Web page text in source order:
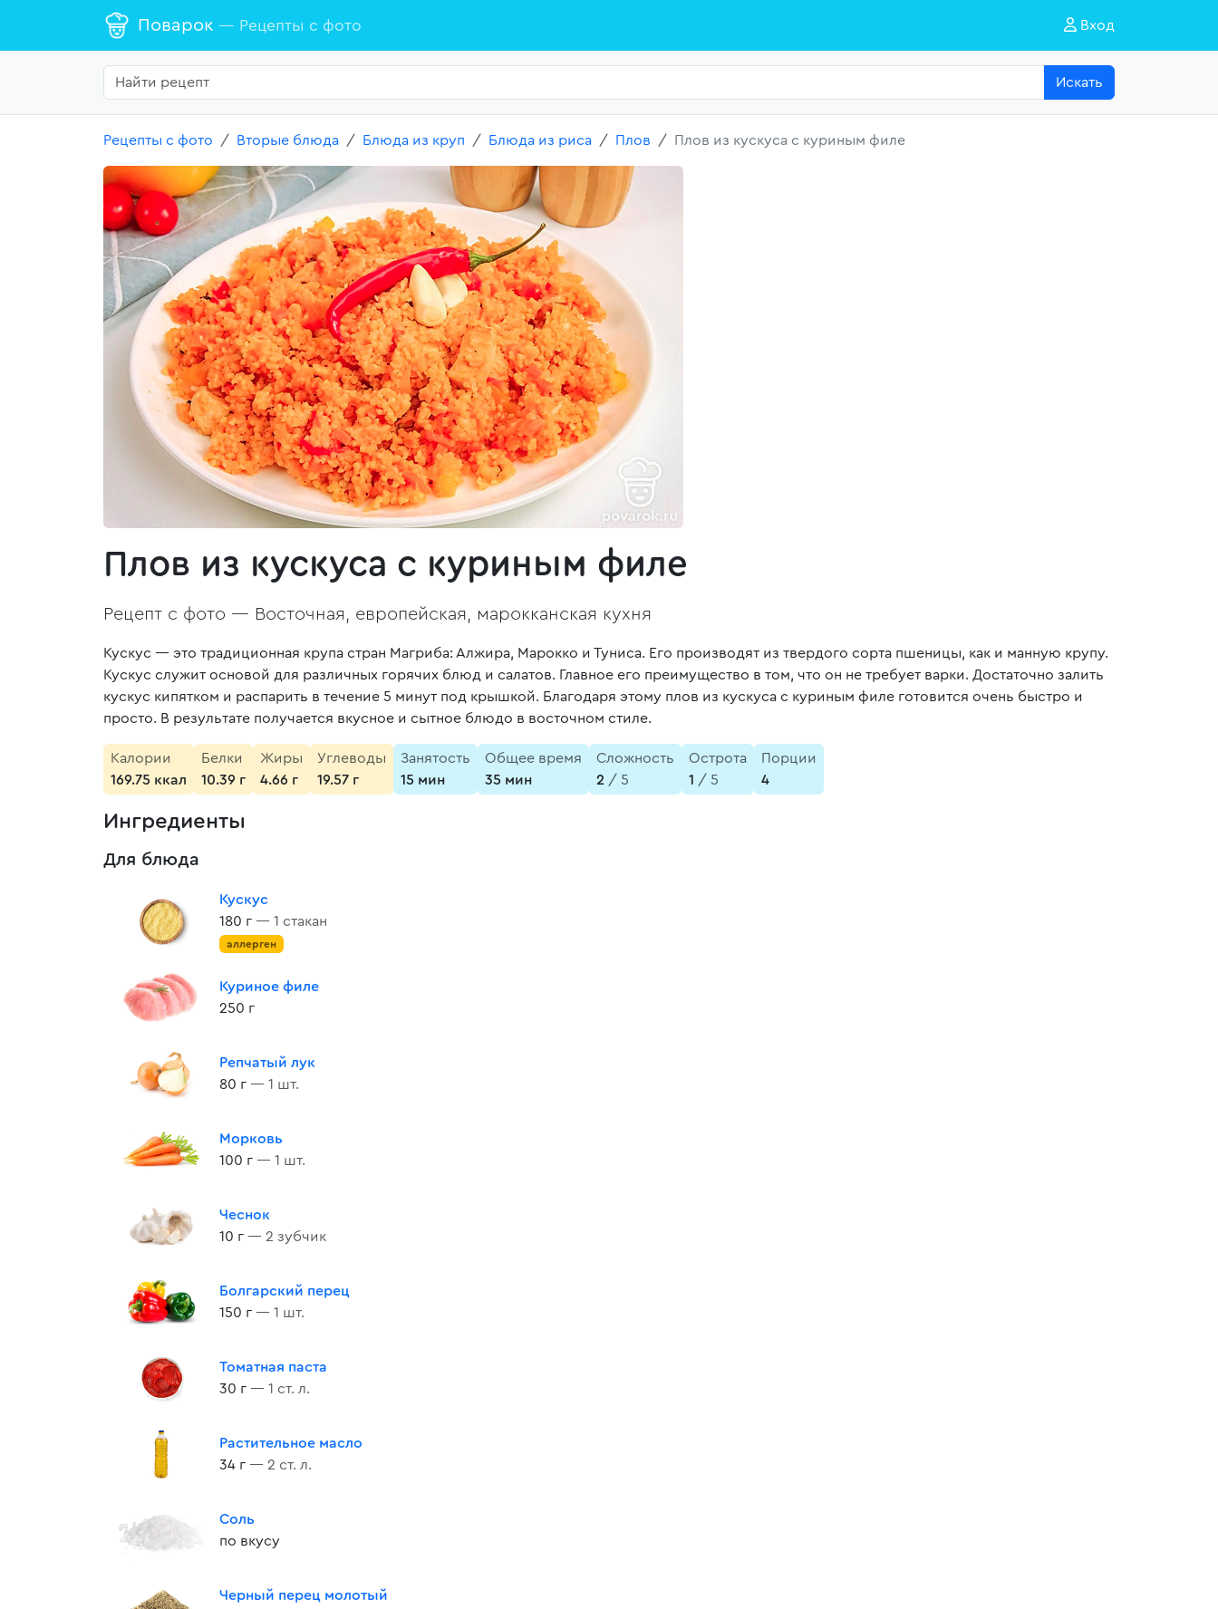
Поварок — Рецепты с фото Вход
Искать
Рецепты с фото Вторые блюда Блюда из круп Блюда из риса Плов Плов из кускуса с куриным филе
Плов из кускуса с куриным филе
Рецепт с фото — Восточная, европейская, марокканская кухня
Кускус — это традиционная крупа стран Магриба: Алжира, Марокко и Туниса. Его производят из твердого сорта пшеницы, как и манную крупу.
Кускус служит основой для различных горячих блюд и салатов. Главное его преимущество в том, что он не требует варки. Достаточно залить
кускус кипятком и распарить в течение 5 минут под крышкой. Благодаря этому плов из кускуса с куриным филе готовится очень быстро и
просто. В результате получается вкусное и сытное блюдо в восточном стиле.
Калории
169.75 ккал
Белки
10.39 г
Жиры
4.66 г
Углеводы
19.57 г
Занятость
15 мин
Общее время
35 мин
Сложность
2 / 5
Острота
1 / 5
Порции
4
Ингредиенты
Для блюда
Кускус
180 г — 1 стакан
аллерген
Куриное филе
250 г
Репчатый лук
80 г — 1 шт.
Морковь
100 г — 1 шт.
Чеснок
10 г — 2 зубчик
Болгарский перец
150 г — 1 шт.
Томатная паста
30 г — 1 ст. л.
Растительное масло
34 г — 2 ст. л.
Соль
по вкусу
Черный перец молотый